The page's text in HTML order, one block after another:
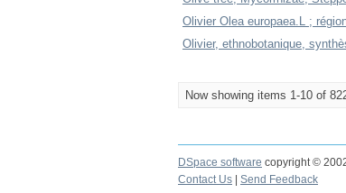
Olivier Olea europaea.L ;
Olivier, ethnobotanique,
Now showing items 1-10 of
DSpace software copyright ©
Contact Us
Send Feedback